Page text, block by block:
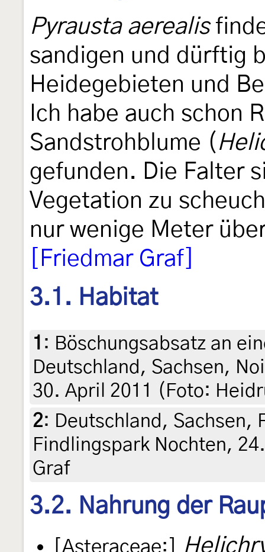
Pyrausta aerealis
sandigen und dürftig
Heidegebieten und
Ich habe auch schon
Sandstrohblume (
gefunden. Die Falter
Vegetation zu
nur wenige Meter
[Friedmar Graf]
3.1. Habitat
1 : Böschungsabsatz an
Deutschland, Sachsen,
30. April 2011 (Foto:
2: Deutschland, Sachsen,
Findlingspark Nochten,
Graf
3.2. Nahrung der
[Asteraceae:]